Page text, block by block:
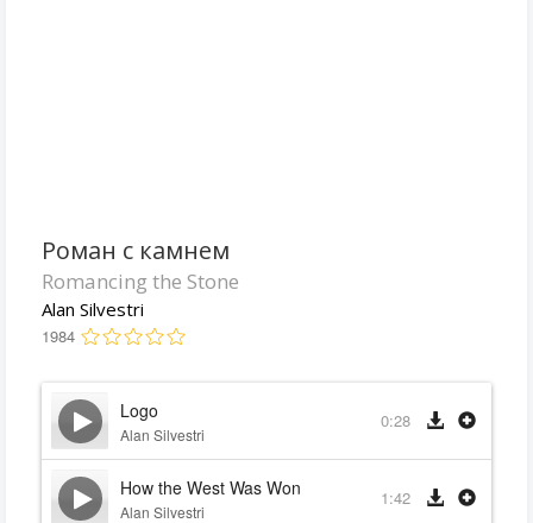
Роман с камнем
Romancing the Stone
Alan Silvestri
1984
Logo
Alan Silvestri
0:28
How the West Was Won
Alan Silvestri
1:42